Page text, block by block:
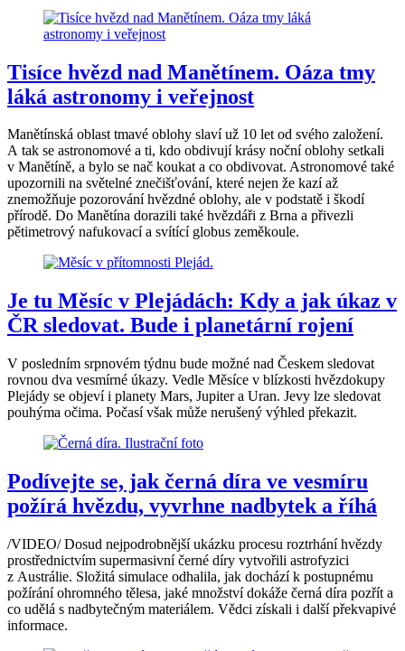
Tisíce hvězd nad Manětínem. Oáza tmy
láká astronomy i veřejnost
Manětínská oblast tmavé oblohy slaví už 10 let od svého založení.
A tak se astronomové a ti, kdo obdivují krásy noční oblohy setkali
v Manětíně, a bylo se nač koukat a co obdivovat. Astronomové také
upozornili na světelné znečišťování, které nejen že kazí až
znemožňuje pozorování hvězdné oblohy, ale v podstatě i škodí
přírodě. Do Manětína dorazili také hvězdáři z Brna a přivezli
pětimetrový nafukovací a svítící globus zeměkoule.
Je tu Měsíc v Plejádách: Kdy a jak úkaz v
ČR sledovat. Bude i planetární rojení
V posledním srpnovém týdnu bude možné nad Českem sledovat
rovnou dva vesmírné úkazy. Vedle Měsíce v blízkosti hvězdokupy
Plejády se objeví i planety Mars, Jupiter a Uran. Jevy lze sledovat
pouhýma očima. Počasí však může nerušený výhled překazit.
Podívejte se, jak černá díra ve vesmíru
požírá hvězdu, vyvrhne nadbytek a říhá
/VIDEO/ Dosud nejpodrobnější ukázku procesu roztrhání hvězdy
prostřednictvím supermasivní černé díry vytvořili astrofyzici
z Austrálie. Složitá simulace odhalila, jak dochází k postupnému
požírání ohromného tělesa, jaké množství dokáže černá díra pozřít a
co udělá s nadbytečným materiálem. Vědci získali i další překvapivé
informace.